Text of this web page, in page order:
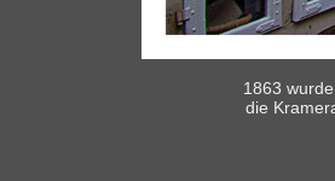
1863
die